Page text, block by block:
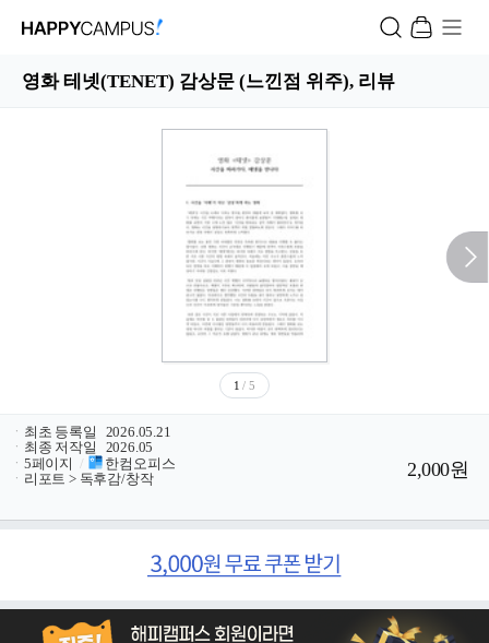
영화 테넷(TENET) 감상문 (느낀점 위주), 리뷰
1 / 5
ㆍ 최초 등록일
2026.05.21
ㆍ 최종 저작일
2026.05
ㆍ 5페이지 /
한컴오피스
ㆍ 리포트 > 독후감/창작 2,000원